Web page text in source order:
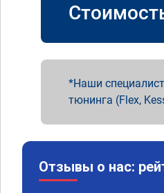
Наши
тюнинга (Flex,
Отзывы о нас: